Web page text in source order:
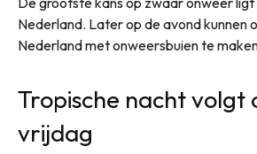
Nederland. Later op de avond kunnen
Nederland met onweersbuien te
Tropische nacht volgt
vrijdag